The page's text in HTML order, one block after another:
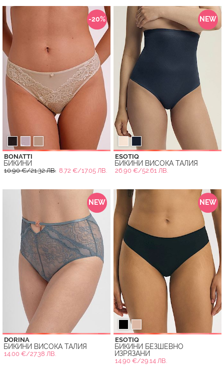
-20%
BONATTI
БИКИНИ
10.90 €/21.32 ЛВ. 8.72 €/17.05 ЛВ.
NEW
ESOTIQ
БИКИНИ ВИСОКА ТАЛИЯ
26.90 €/52.61 ЛВ.
NEW
DORINA
БИКИНИ ВИСОКА ТАЛИЯ
14.00 €/27.38 ЛВ.
NEW
ESOTIQ
БИКИНИ БЕЗШЕВНО
ИЗРЯЗАНИ
14.90 €/29.14 ЛВ.